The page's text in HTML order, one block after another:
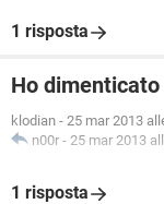
1 risposta
Ho
klodian - 25 mar 2013
n00r - 25 mar 2013
1 risposta